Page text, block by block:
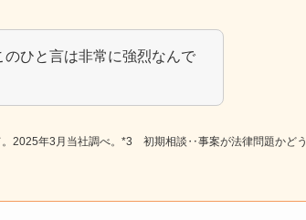
のひと言は非常に強烈なんで
年3月当社調べ。*3 初期相談‥事案が法律問題かどう